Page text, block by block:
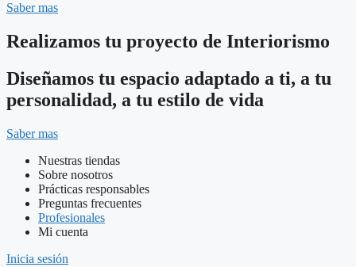
Saber mas
Realizamos tu proyecto de Interiorismo
Diseñamos tu espacio adaptado a ti, a tu
personalidad, a tu estilo de vida
Saber mas
Nuestras tiendas
Sobre nosotros
Prácticas responsables
Preguntas frecuentes
Profesionales
Mi cuenta
Inicia sesión